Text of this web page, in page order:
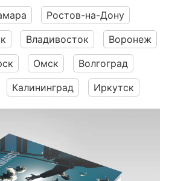
Ростов-на-Дону
Владивосток
Воронеж
Омск
Волгоград
Калининград Иркутск